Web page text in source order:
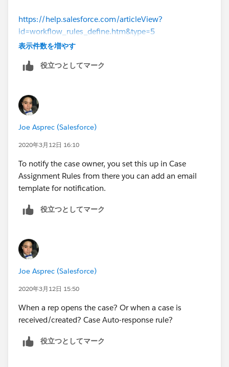
https://help.salesforce.com/articleView?
id=workflow_rules_define.htm&type=5
rule in Process Builder
https://help.salesforce.com/articleView?
id=process_overview.htm&type=5
I wrote a formula for when a case is assigned to a
particular team. This formula will be triggered when a
field) as NOC, or when the Case Assignment is
changed to NOC.
The rule then triggers an Action to send a template
email. You can use any field you'd like. Some of the
type.
AND(
ISNEW() ,
ISPICKVAL( Case_assignment__c , "NOC" )
表示件数を増やす
役立つとしてマーク
Joe Asprec (Salesforce)
2020年3月12日 16:10
To notify the case owner, you set this up in Case
Assignment Rules from there you can add an email
template for notification.
役立つとしてマーク
Joe Asprec (Salesforce)
2020年3月12日 15:50
When a rep opens the case? Or when a case is
received/created? Case Auto-response rule?
役立つとしてマーク